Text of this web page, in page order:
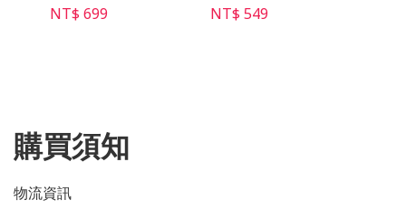
NT$ 699
NT$ 549
購買須知
物流資訊